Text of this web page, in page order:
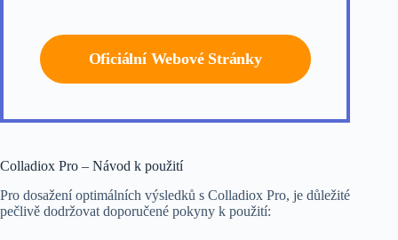
Oficiální Webové Stránky
Colladiox Pro – Návod k použití
Pro dosažení optimálních výsledků s Colladiox Pro, je důležité
pečlivě dodržovat doporučené pokyny k použití: